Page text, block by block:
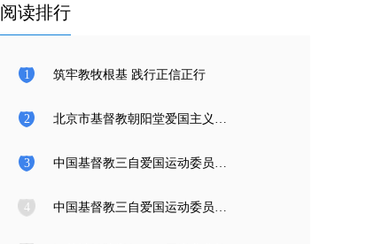
阅读排行
1 筑牢教牧根基 践行正信正行
2 北京市基督教朝阳堂爱国主义教育学习访问团一行来访
3 中国基督教三自爱国运动委员会2026年度公开招聘工作人员面试公告
4 中国基督教三自爱国运动委员会2026年度公开招聘应届高校毕业生面试公告